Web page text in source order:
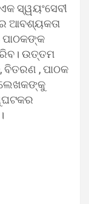
ସ୍ୱୟଂସେବୀ
ଆବଶ୍ୟକତା
ପାଠକଙ୍କ
ଉତ୍ତମ
ବିତରଣ , ପାଠକ